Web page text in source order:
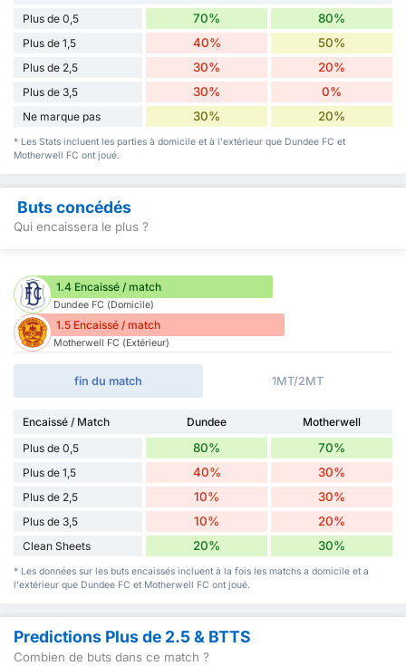
Plus de 0,5 70% 80%
Plus de 1,5 40% 50%
Plus de 2,5 30% 20%
Plus de 3,5 30% 0%
Ne marque pas 30% 20%
* Les Stats incluent les parties à domicile et à l'extérieur que Dundee FC et
Motherwell FC ont joué.
Buts concédés
Qui encaissera le plus ?
1.4 Encaissé / match
Dundee FC (Domicile)
1.5 Encaissé / match
Motherwell FC (Extérieur)
fin du match 1MT/2MT
Encaissé / Match Dundee
Motherwell
Plus de 0,5
80% 70%
Plus de 1,5 40% 30%
Plus de 2,5 10% 30%
Plus de 3,5 10% 20%
Clean Sheets 20% 30%
* Les données sur les buts encaissés incluent à la fois les matchs a domicile et a
l'extérieur que Dundee FC et Motherwell FC ont joué.
Predictions Plus de 2.5 & BTTS
Combien de buts dans ce match ?